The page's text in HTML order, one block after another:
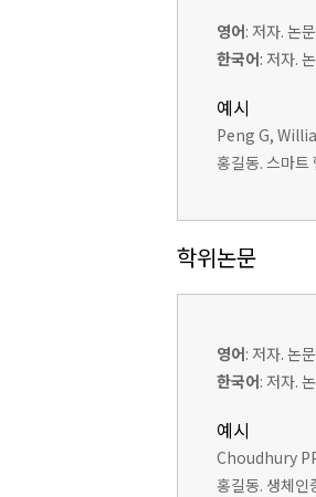
영어: 저자. 논
한국어: 저자.
예시
Peng G,
홍길동. 스마
학위논문
영어: 저자. 논
한국어: 저자.
예시
Choudhury
홍길동. 생체인